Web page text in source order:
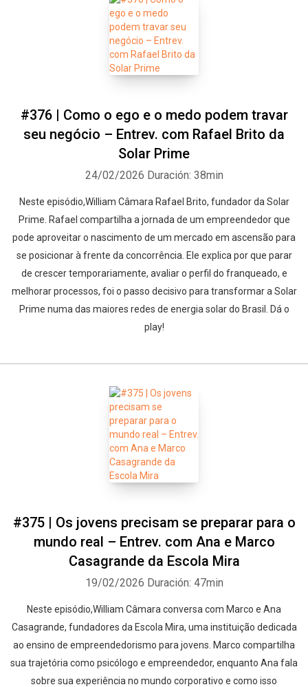
#376 | Como o ego e o medo podem travar
seu negócio – Entrev. com Rafael Brito da
Solar Prime
24/02/2026 Duración: 38min
Neste episódio,William Câmara Rafael Brito, fundador da Solar
Prime. Rafael compartilha a jornada de um empreendedor que
pode aproveitar o nascimento de um mercado em ascensão para
se posicionar à frente da concorrência. Ele explica por que parar
de crescer temporariamente, avaliar o perfil do franqueado, e
melhorar processos, foi o passo decisivo para transformar a Solar
Prime numa das maiores redes de energia solar do Brasil. Dá o
play!
#375 | Os jovens precisam se preparar para o
mundo real – Entrev. com Ana e Marco
Casagrande da Escola Mira
19/02/2026 Duración: 47min
Neste episódio,William Câmara conversa com Marco e Ana
Casagrande, fundadores da Escola Mira, uma instituição dedicada
ao ensino de empreendedorismo para jovens. Marco compartilha
sua trajetória como psicólogo e empreendedor, enquanto Ana fala
sobre sua experiência no mundo corporativo e como isso
Whatsapp Facebook Twitter E-mail